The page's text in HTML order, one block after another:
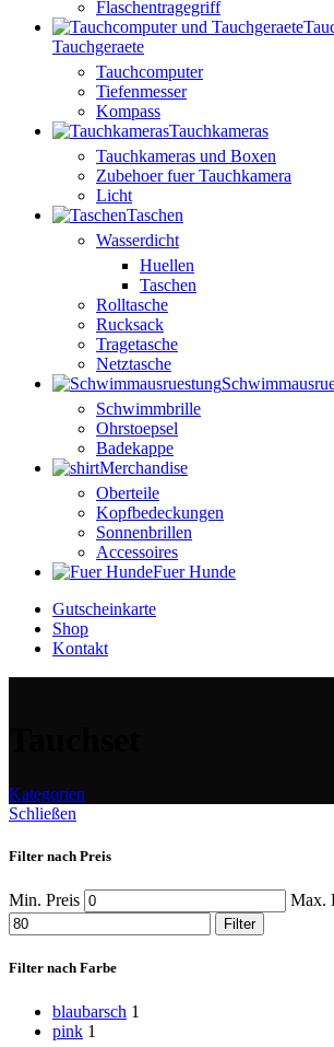
Flaschentragegriff
Tauchgeraete
Tauchcomputer
Tiefenmesser
Kompass
Tauchkameras
Tauchkameras und Boxen
Zubehoer fuer Tauchkamera
Licht
Taschen
Wasserdicht
Huellen
Taschen
Rolltasche
Rucksack
Tragetasche
Netztasche
Schwimmbrille
Ohrstoepsel
Badekappe
Merchandise
Oberteile
Kopfbedeckungen
Sonnenbrillen
Accessoires
Fuer Hunde
Gutscheinkarte
Shop
Kontakt
Kategorien
Schließen
Filter nach Preis
Min. Preis Max.
Filter
Filter nach Farbe
blaubarsch 1
pink 1